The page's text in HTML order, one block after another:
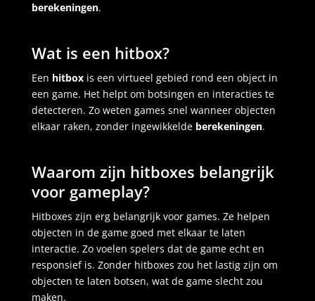
berekeningen.
Wat is een hitbox?
Een hitboxis een virtueel gebied rond een object in
een game. Het helpt om botsingen en interacties te
detecteren. Zo weten games snel wanneer objecten
elkaar raken, zonder ingewikkelde berekeningen.
Waarom zijn hitboxes belangrijk
voor gameplay?
Hitboxes zijn erg belangrijk voor games. Ze helpen
objecten in de game goed met elkaar te laten
interactie. Zo voelen spelers dat de game echt en
responsief is. Zonder hitboxes zou het lastig zijn om
objecten te laten botsen, wat de game slecht zou
maken.